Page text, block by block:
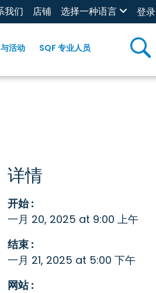
我们 店铺 选择一种语言 登录
活动 SQF 专业人员
详情
开始 :
一月 20, 2025 at 9:00 上午
结束 :
一月 21, 2025 at 5:00 下午
网站 :